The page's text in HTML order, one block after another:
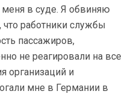
в суде. Я обвиняю
работники службы
пассажиров,
не реагировали на все
организаций и
мне в Германии в